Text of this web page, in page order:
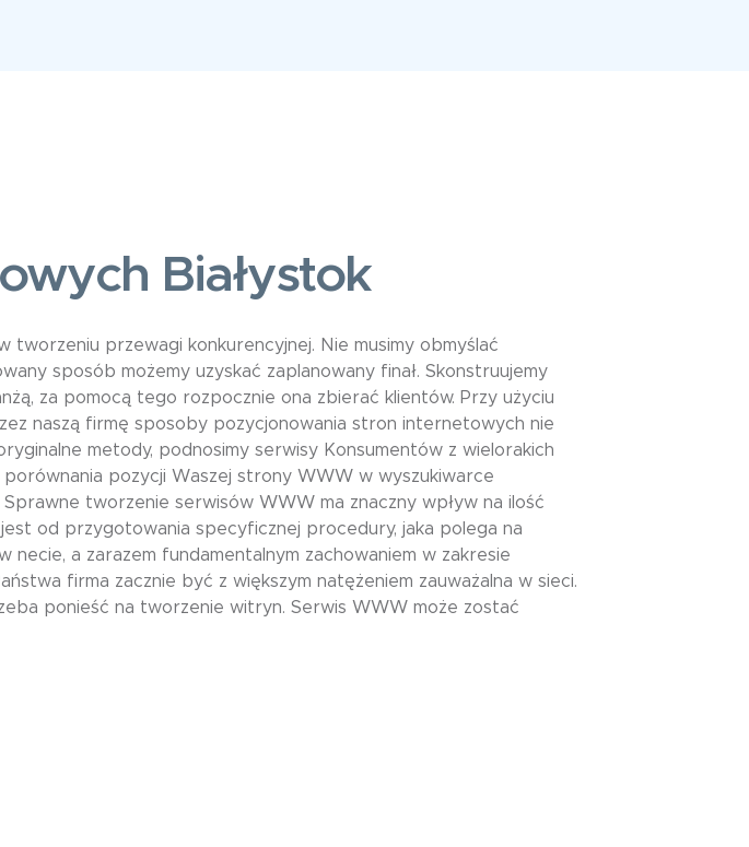
Białystok
tworzeniu przewagi konkurencyjnej. Nie musimy obmyślać
sposób możemy uzyskać zaplanowany finał. Skonstruujemy
za pomocą tego rozpocznie ona zbierać klientów. Przy użyciu
naszą firmę sposoby pozycjonowania stron internetowych nie
metody, podnosimy serwisy Konsumentów z wielorakich
pozycji Waszej strony WWW w wyszukiwarce
tworzenie serwisów WWW ma znaczny wpływ na ilość
od przygotowania specyficznej procedury, jaka polega na
a zarazem fundamentalnym zachowaniem w zakresie
firma zacznie być z większym natężeniem zauważalna w sieci.
ponieść na tworzenie witryn. Serwis WWW może zostać